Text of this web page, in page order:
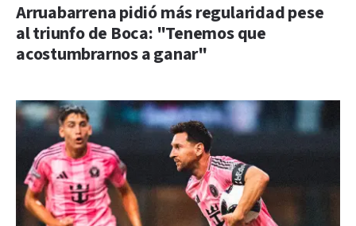
Arruabarrena pidió más regularidad pese
al triunfo de Boca: "Tenemos que
acostumbrarnos a ganar"